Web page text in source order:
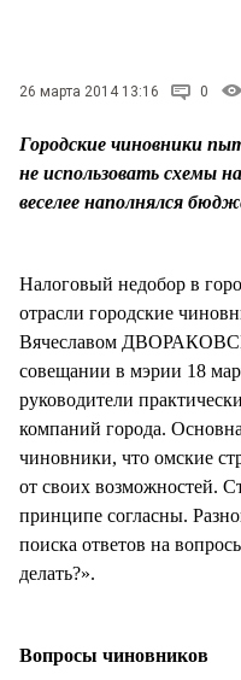
СТИЛЬ ЖИЗНИ
26 марта 2014 13:16 0
Городские чиновники
не использовать схемы
веселее наполнялся
Налоговый недобор в
отрасли городские
Вячеславом
совещании в мэрии 18
руководители
компаний города.
чиновники, что омские
от своих возможностей.
принципе согласны.
поиска ответов на
делать?».
Вопросы чиновников